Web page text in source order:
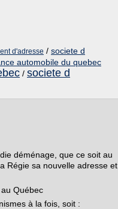
d'adresse / societe d
automobile du quebec
/ societe d
déménage, que ce soit au
Régie sa nouvelle adresse et,
Québec
à la fois, soit :